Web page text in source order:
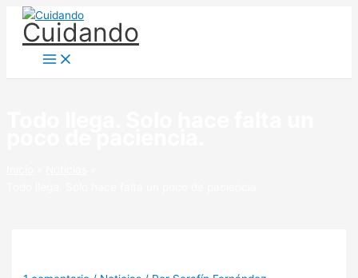
contenido
Cuidando